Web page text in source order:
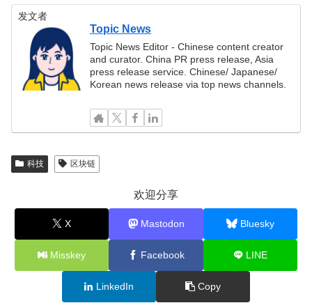
发文者
Topic News
Topic News Editor - Chinese content creator
and curator. China PR press release, Asia
press release service. Chinese/ Japanese/
Korean news release via top news channels.
科技 区块链
欢迎分享
X Mastodon Bluesky
Misskey Facebook LINE
LinkedIn Copy